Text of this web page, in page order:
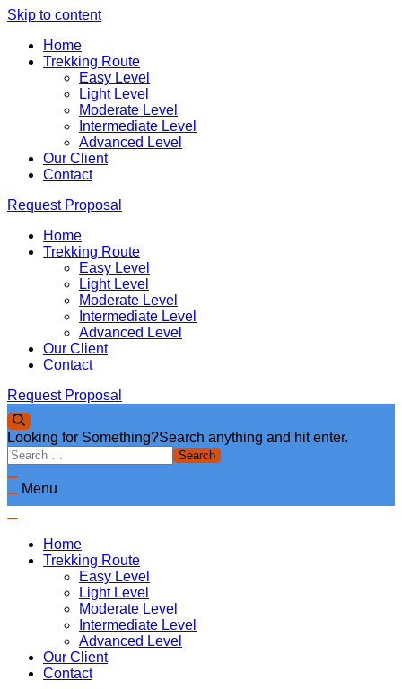
Skip to content
Home
Trekking Route
Easy Level
Light Level
Moderate Level
Intermediate Level
Advanced Level
Our Client
Contact
Request Proposal
Home
Trekking Route
Easy Level
Light Level
Moderate Level
Intermediate Level
Advanced Level
Our Client
Contact
Request Proposal
Looking for Something?Search anything and hit enter.
Menu
Home
Trekking Route
Easy Level
Light Level
Moderate Level
Intermediate Level
Advanced Level
Our Client
Contact